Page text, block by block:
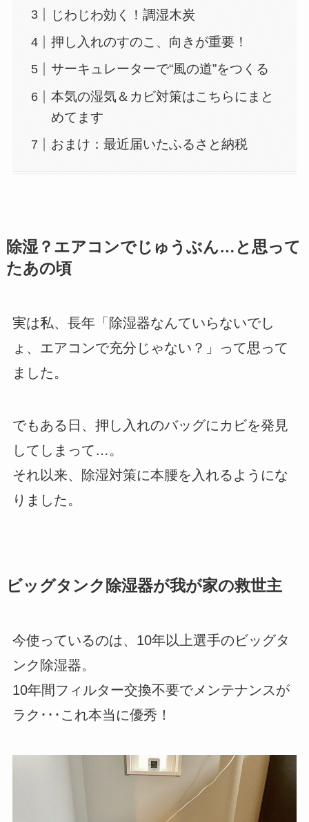
じわじわ効く！調湿木炭
押し入れのすのこ、向きが重要！
サーキュレーターで“風の道”をつくる
本気の湿気＆カビ対策はこちらにまと
めてます
おまけ：最近届いたふるさと納税
除湿？エアコンでじゅうぶん…と思って
たあの頃
実は私、長年「除湿器なんていらないでし
ょ、エアコンで充分じゃない？」って思って
ました。
でもある日、押し入れのバッグにカビを発見
してしまって…。
それ以来、除湿対策に本腰を入れるようにな
りました。
ビッグタンク除湿器が我が家の救世主
今使っているのは、10年以上選手のビッグタ
ンク除湿器。
10年間フィルター交換不要でメンテナンスが
ラク･･･これ本当に優秀！